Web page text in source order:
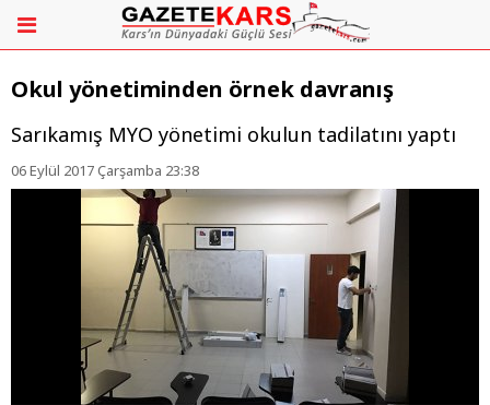
Okul yönetiminden örnek davranış
Sarıkamış MYO yönetimi okulun tadilatını yaptı
06 Eylül 2017 Çarşamba 23:38